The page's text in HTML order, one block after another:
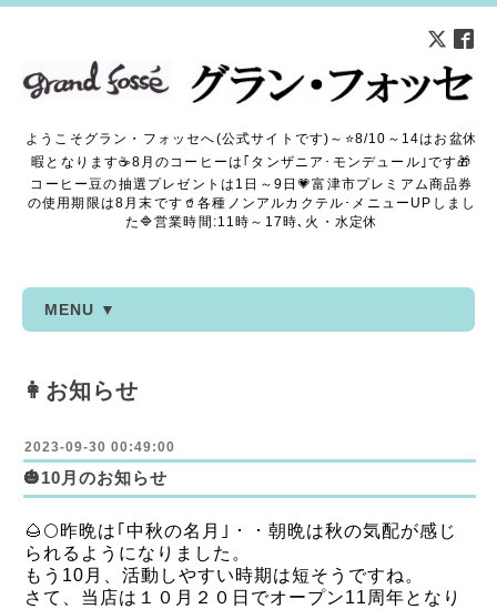
ようこそグラン・フォッセへ(公式サイトです)～⭐8/10～14はお盆休
暇となります☕8月のコーヒーは｢タンザニア･モンデュール｣です🎁
コーヒー豆の抽選プレゼントは1日～9日💗富津市プレミアム商品券
の使用期限は8月末です🥤各種ノンアルカクテル･メニューUPしまし
た🔷営業時間:11時～17時､火・水定休
MENU ▼
👩お知らせ
2023-09-30 00:49:00
🎃10月のお知らせ
🌰🌕昨晩は｢中秋の名月｣・・朝晩は秋の気配が感じ
られるようになりました。
もう10月、活動しやすい時期は短そうですね。
さて、当店は１０月２０日でオープン11周年となり